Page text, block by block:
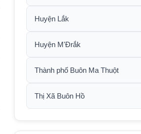
Huyện Lắk
Huyện M'Đrắk
Thành phố Buôn Ma Thuột
Thị Xã Buôn Hồ